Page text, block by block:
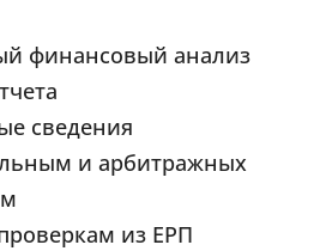
финансовый анализ
сведения
и арбитражных
из ЕРП